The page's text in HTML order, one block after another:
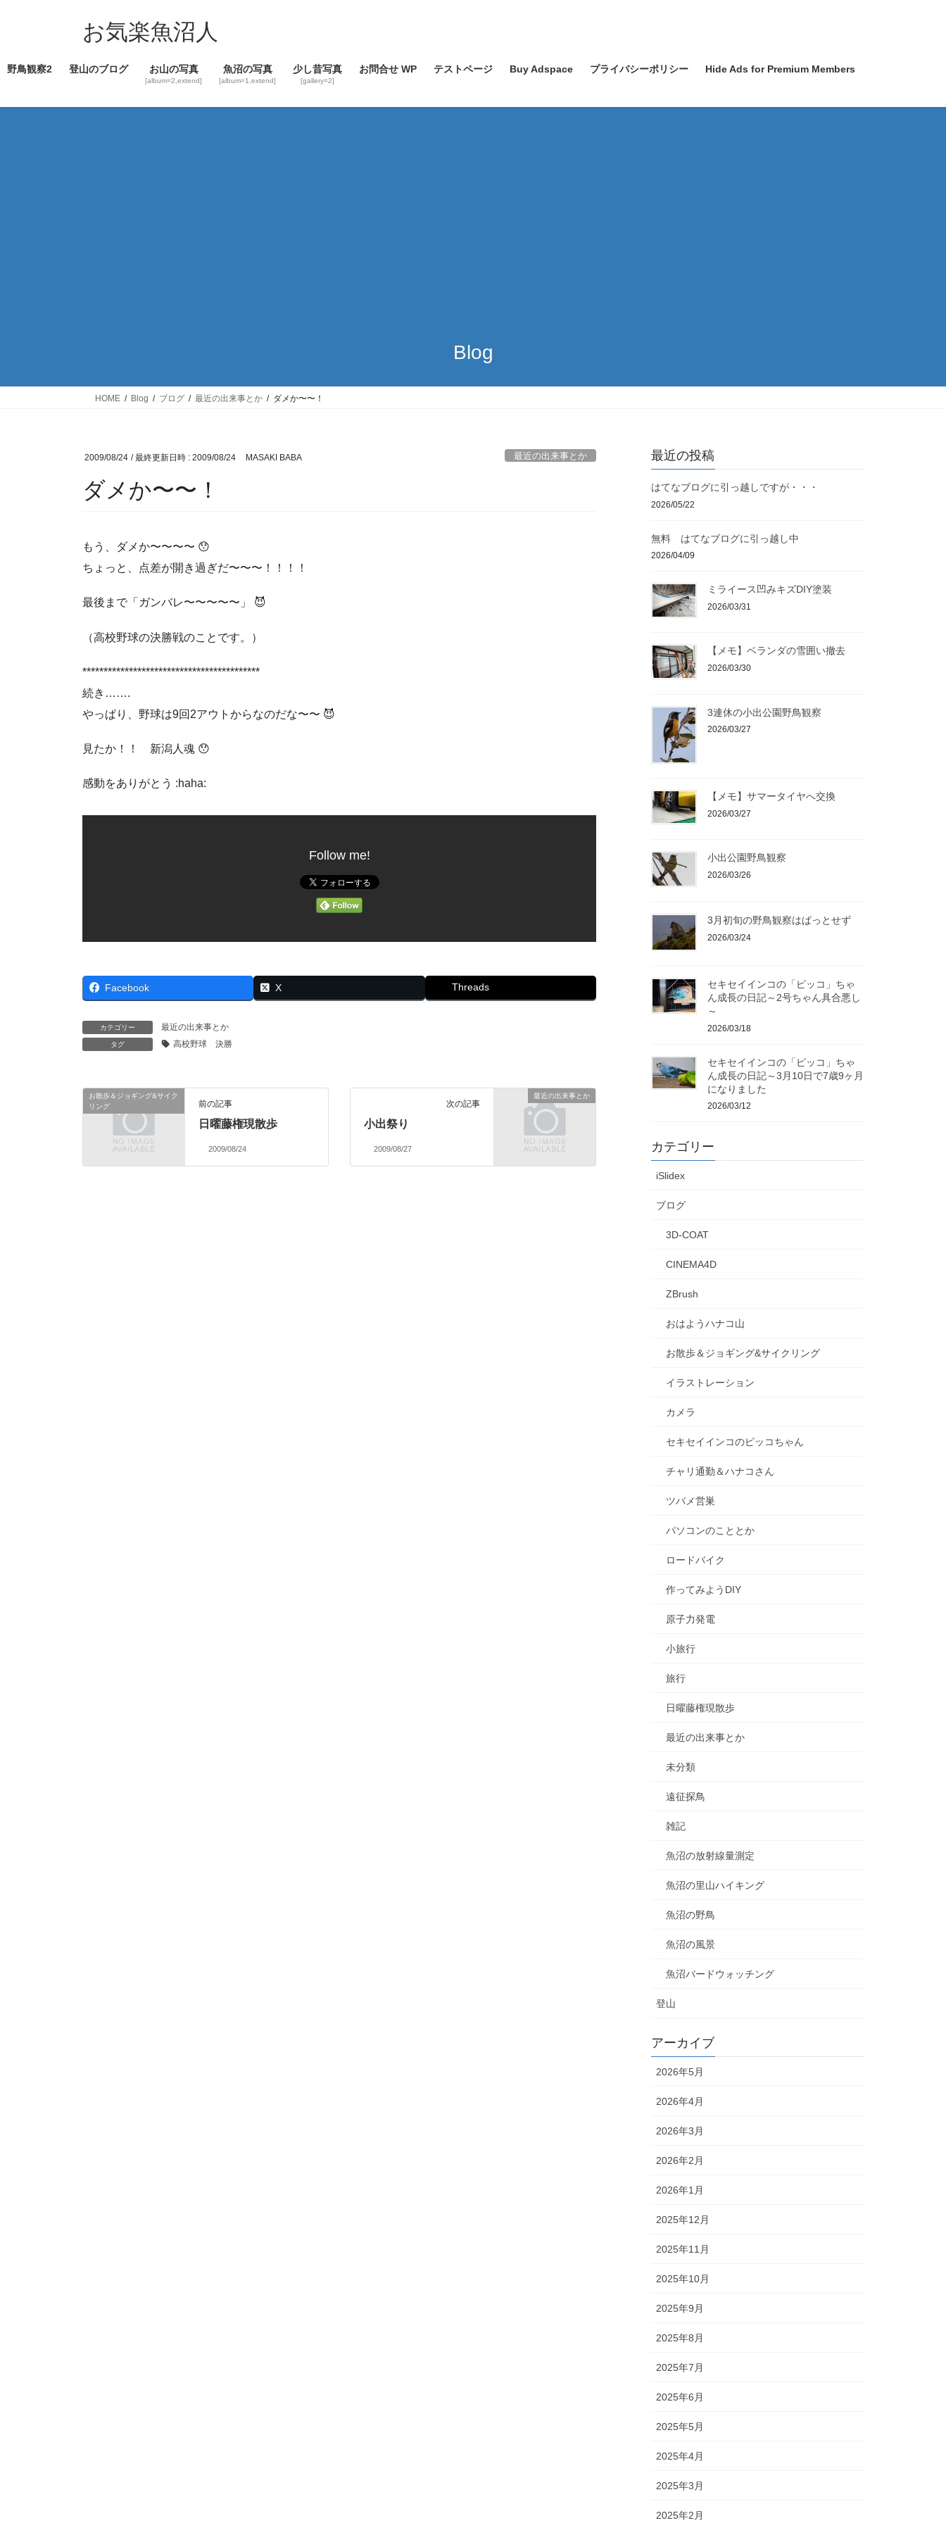
ツ
ス
シ
ン
お気楽魚沼人
野鳥観察2 登山のブログ お山の写真
[album=2,extend]
魚沼の写真
[album=1,extend]
少し昔写真
[gallery=2]
お問合せ WP テストページ Buy Adspace プライバシーポリシー Hide Ads for Premium Members
Blog
HOME Blog ブログ 最近の出来事とか ダメか〜〜！
2009/08/24 / 最終更新日時 : 2009/08/24 MASAKI BABA 最近の出来事とか
ダメか〜〜！
もう、ダメか〜〜〜〜 😯
ちょっと、点差が開き過ぎだ〜〜〜！！！！
最後まで「ガンバレ〜〜〜〜〜」 😈
（高校野球の決勝戦のことです。）
******************************************
続き…….
やっぱり、野球は9回2アウトからなのだな〜〜 😈
見たか！！ 新潟人魂 😯
感動をありがとう :haha:
Follow me!
Facebook X Threads
カテゴリー 最近の出来事とか
タグ 高校野球 決勝
お散歩＆ジョギング&サイク
リング
前の記事
日曜藤権現散歩
2009/08/24
最近の出来事とか
次の記事
小出祭り
2009/08/27
最近の投稿
はてなブログに引っ越しですが・・・
2026/05/22
無料 はてなブログに引っ越し中
2026/04/09
ミライース凹みキズDIY塗装
2026/03/31
【メモ】ベランダの雪囲い撤去
2026/03/30
3連休の小出公園野鳥観察
2026/03/27
【メモ】サマータイヤへ交換
2026/03/27
小出公園野鳥観察
2026/03/26
3月初旬の野鳥観察はぱっとせず
2026/03/24
セキセイインコの「ピッコ」ちゃ
ん成長の日記～2号ちゃん具合悪し
～
2026/03/18
セキセイインコの「ピッコ」ちゃ
ん成長の日記～3月10日で7歳9ヶ月
になりました
2026/03/12
カテゴリー
iSlidex
ブログ
3D-COAT
CINEMA4D
ZBrush
おはようハナコ山
お散歩＆ジョギング&サイクリング
イラストレーション
カメラ
セキセイインコのピッコちゃん
チャリ通勤＆ハナコさん
ツバメ営巣
パソコンのこととか
ロードバイク
作ってみようDIY
原子力発電
小旅行
旅行
日曜藤権現散歩
最近の出来事とか
未分類
遠征探鳥
雑記
魚沼の放射線量測定
魚沼の里山ハイキング
魚沼の野鳥
魚沼の風景
魚沼バードウォッチング
登山
アーカイブ
2026年5月
2026年4月
2026年3月
2026年2月
2026年1月
2025年12月
2025年11月
2025年10月
2025年9月
2025年8月
2025年7月
2025年6月
2025年5月
2025年4月
2025年3月
2025年2月